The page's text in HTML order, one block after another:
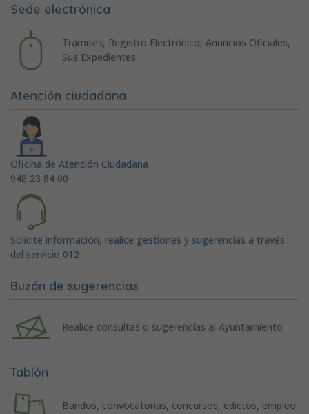
Sede electrónica
Trámites, Registro Electrónico, Anuncios Oficiales,
Sus Expedientes
Atención ciudadana
Oficina de Atención Ciudadana
948 23 84 00
Solicite información, realice gestiones y sugerencias a través
del servicio 012
Buzón de sugerencias
Realice consultas o sugerencias al Ayuntamiento
Tablón
Bandos, convocatorias, concursos, edictos, empleo